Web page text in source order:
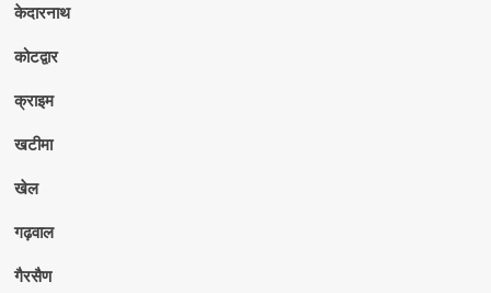
केदारनाथ
कोटद्वार
क्राइम
खटीमा
खेल
गढ़वाल
गैरसैण